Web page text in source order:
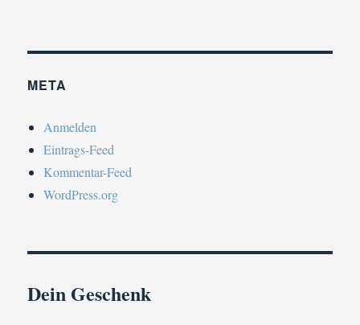
META
Anmelden
Eintrags-Feed
Kommentar-Feed
WordPress.org
Dein Geschenk